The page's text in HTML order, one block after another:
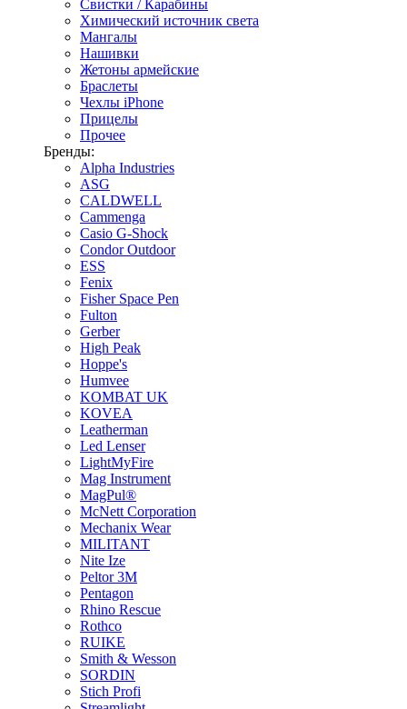
Свистки / Карабины
Химический источник света
Мангалы
Нашивки
Жетоны армейские
Браслеты
Чехлы iPhone
Прицелы
Прочее
Бренды:
Alpha Industries
ASG
CALDWELL
Cammenga
Casio G-Shock
Condor Outdoor
ESS
Fenix
Fisher Space Pen
Fulton
Gerber
High Peak
Hoppe's
Humvee
KOMBAT UK
KOVEA
Leatherman
Led Lenser
LightMyFire
Mag Instrument
MagPul®
McNett Corporation
Mechanix Wear
MILITANT
Nite Ize
Peltor 3M
Pentagon
Rhino Rescue
Rothco
RUIKE
Smith & Wesson
SORDIN
Stich Profi